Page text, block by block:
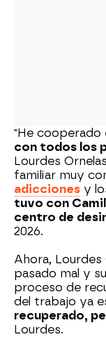
"He cooperado
con todos los
Lourdes
familiar muy
adicciones y
tuvo con
centro de
2026.
Ahora, Lourdes
pasado mal y
proceso de
del trabajo ya
recuperado,
Lourdes.